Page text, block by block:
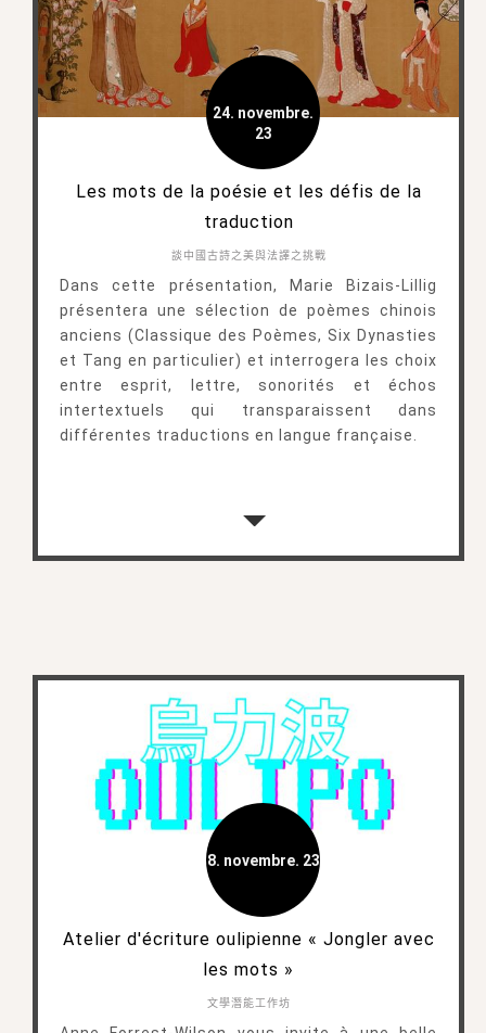
24. novembre.
23
Les mots de la poésie et les défis de la
traduction
談中國古詩之美與法譯之挑戰
Dans cette présentation, Marie Bizais-Lillig
présentera une sélection de poèmes chinois
anciens (Classique des Poèmes, Six Dynasties
et Tang en particulier) et interrogera les choix
entre esprit, lettre, sonorités et échos
intertextuels qui transparaissent dans
différentes traductions en langue française.
8. novembre. 23
Atelier d'écriture oulipienne « Jongler avec
les mots »
文學潛能工作坊